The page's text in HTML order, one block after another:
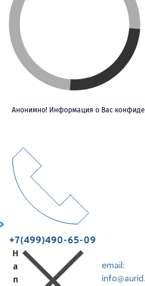
Анонимно! Информация о Вас
+7(499)490-65-09
Н
а
п
email: